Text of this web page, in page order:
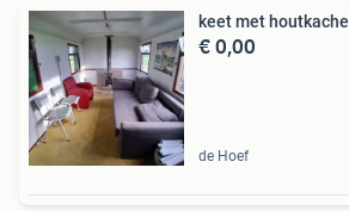
keet met houtkachel
€ 0,00
de Hoef